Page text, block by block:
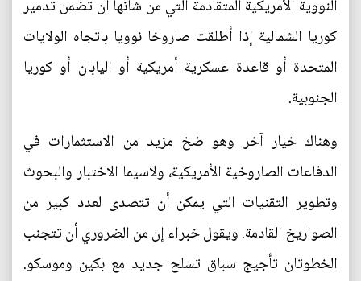
النووية الأمريكية المتقادمة التي من شأنها أن تضمن تدمير
كوريا الشمالية إذا أطلقت صاروخا نوويا باتجاه الولايات
المتحدة أو قاعدة عسكرية أمريكية أو اليابان أو كوريا
الجنوبية.
وهناك خيار آخر وهو ضخ مزيد من الاستثمارات في
الدفاعات الصاروخية الأمريكية، ولاسيما الاختبار والبحوث
وتطوير التقنيات التي يمكن أن تتصدى لعدد كبير من
الصواريخ القادمة. ويقول خبراء إن من الضروري أن تتجنب
الخطوتان تأجيج سباق تسلح جديد مع بكين وموسكو.